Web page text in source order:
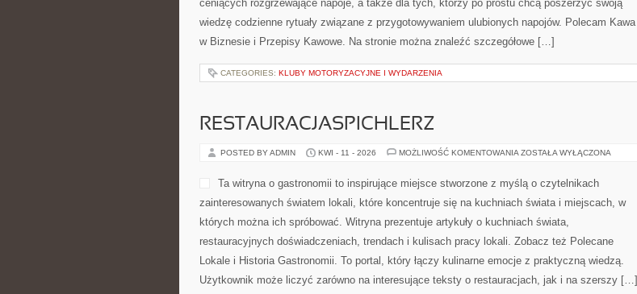
ceniących rozgrzewające napoje, a także dla tych, którzy po prostu chcą poszerzyć swoją
wiedzę codzienne rytuały związane z przygotowywaniem ulubionych napojów. Polecam Kawa
w Biznesie i Przepisy Kawowe. Na stronie można znaleźć szczegółowe […]
CATEGORIES: KLUBY MOTORYZACYJNE I WYDARZENIA
RESTAURACJASPICHLERZ
POSTED BY ADMIN KWI - 11 - 2026 MOŻLIWOŚĆ KOMENTOWANIA RESTAURACJASPICHLERZ
ZOSTAŁA WYŁĄCZONA
Ta witryna o gastronomii to inspirujące miejsce stworzone z myślą o czytelnikach
zainteresowanych światem lokali, które koncentruje się na kuchniach świata i miejscach, w
których można ich spróbować. Witryna prezentuje artykuły o kuchniach świata,
restauracyjnych doświadczeniach, trendach i kulisach pracy lokali. Zobacz też Polecane
Lokale i Historia Gastronomii. To portal, który łączy kulinarne emocje z praktyczną wiedzą.
Użytkownik może liczyć zarówno na interesujące teksty o restauracjach, jak i na szerszy […]